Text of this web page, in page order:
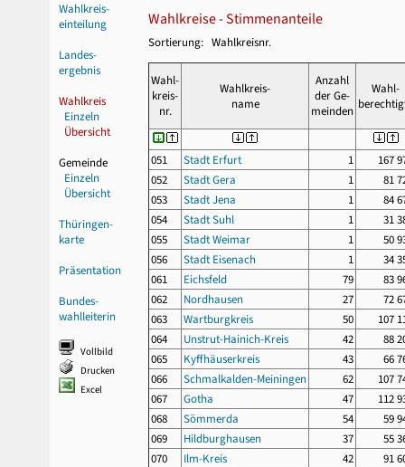
Wahlkreis-
einteilung
Landes-
ergebnis
Wahlkreis
Einzeln
Übersicht
Gemeinde
Einzeln
Übersicht
Thüringen-
karte
Präsentation
Bundes-
wahlleiterin
Vollbild
Drucken
Excel
Wahlkreise - Stimmenanteile
Sortierung: Wahlkreisnr.
Wahl-
kreis-
nr.
Wahlkreis-
name
Anzahl
der Ge-
meinden
Wahl-
051 Stadt Erfurt 1
167
052
Stadt Gera 1
81
053
Stadt Jena 1
84
054
Stadt Suhl 1
31
055
Stadt Weimar 1
50
056
Stadt Eisenach 1
34
061
Eichsfeld 79
83
062
Nordhausen 27
72
063
Wartburgkreis 50
107
064
Unstrut-Hainich-Kreis 42
88
065
Kyffhäuserkreis 43
66
066
Schmalkalden-Meiningen 62
107
067
Gotha 47
112
068
Sömmerda 54
59
069
Hildburghausen 37
55
070
Ilm-Kreis 42
91